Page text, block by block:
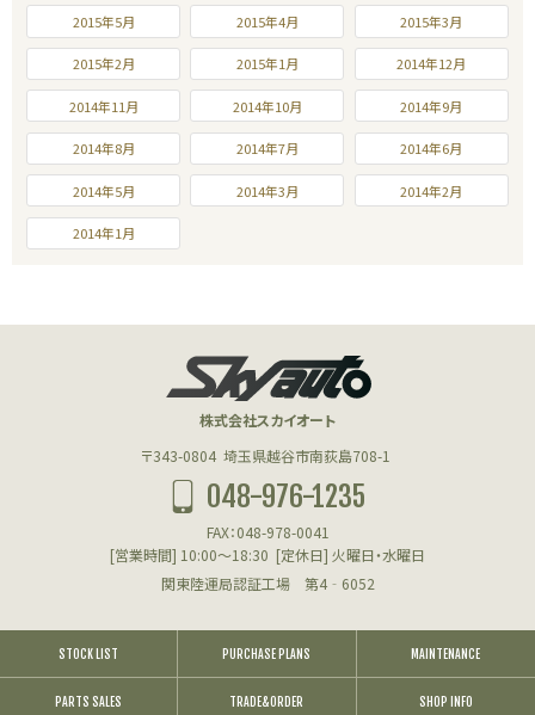
2015年5月 2015年4月 2015年3月
2015年2月 2015年1月 2014年12月
2014年11月 2014年10月 2014年9月
2014年8月 2014年7月 2014年6月
2014年5月 2014年3月 2014年2月
2014年1月
株式会社スカイオート
〒343-0804 埼玉県越谷市南荻島708-1
048-976-1235
FAX：048-978-0041
[営業時間] 10:00～18:30 [定休日] 火曜日・水曜日
関東陸運局認証工場 第4‐6052
STOCK LIST PURCHASE PLANS MAINTENANCE
PARTS SALES TRADE&ORDER SHOP INFO